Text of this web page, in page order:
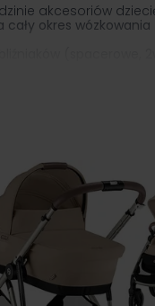
akcesoriów
okres